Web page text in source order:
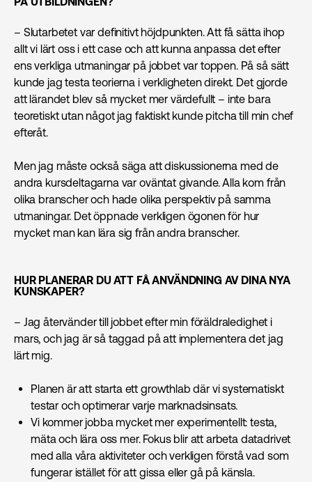
– Slutarbetet var definitivt höjdpunkten. Att få sätta ihop
allt vi lärt oss i ett case och att kunna anpassa det efter
ens verkliga utmaningar på jobbet var toppen. På så sätt
kunde jag testa teorierna i verkligheten direkt. Det gjorde
att lärandet blev så mycket mer värdefullt – inte bara
teoretiskt utan något jag faktiskt kunde pitcha till min chef
efteråt.
Men jag måste också säga att diskussionerna med de
andra kursdeltagarna var oväntat givande. Alla kom från
olika branscher och hade olika perspektiv på samma
utmaningar. Det öppnade verkligen ögonen för hur
mycket man kan lära sig från andra branscher.
HUR PLANERAR DU ATT FÅ ANVÄNDNING AV DINA NYA
KUNSKAPER?
– Jag återvänder till jobbet efter min föräldraledighet i
mars, och jag är så taggad på att implementera det jag
lärt mig.
Planen är att starta ett growthlab där vi systematiskt
testar och optimerar varje marknadsinsats.
Vi kommer jobba mycket mer experimentellt: testa,
mäta och lära oss mer. Fokus blir att arbeta datadrivet
med alla våra aktiviteter och verkligen förstå vad som
fungerar istället för att gissa eller gå på känsla.